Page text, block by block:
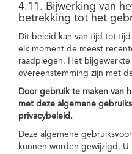
4.11. Bijwerking van
betrekking tot het
Dit beleid kan van tijd tot
elk moment de meest
raadplegen. Het bijgewerkte
overeenstemming zijn met
Door gebruik te maken van
met deze algemene
privacybeleid.
Deze algemene
kunnen worden gewijzigd.